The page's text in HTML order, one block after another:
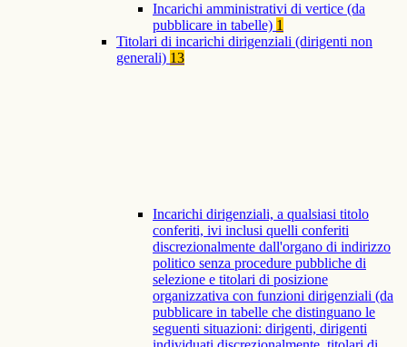
Incarichi amministrativi di vertice (da
pubblicare in tabelle) 1
Titolari di incarichi dirigenziali (dirigenti non
generali) 13
Incarichi dirigenziali, a qualsiasi titolo
conferiti, ivi inclusi quelli conferiti
discrezionalmente dall'organo di indirizzo
politico senza procedure pubbliche di
selezione e titolari di posizione
organizzativa con funzioni dirigenziali (da
pubblicare in tabelle che distinguano le
seguenti situazioni: dirigenti, dirigenti